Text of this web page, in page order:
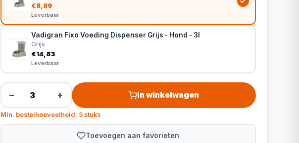
€8,89
Leverbaar
Vadigran Fixo Voeding Dispenser Grijs - Hond - 3l
Grijs
€14,83
Leverbaar
− + In winkelwagen
Min. bestelhoeveelheid: 3 stuks
Toevoegen aan favorieten